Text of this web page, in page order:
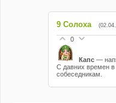
9 Солоха
0
Капс —
С давних времен в
собеседникам.